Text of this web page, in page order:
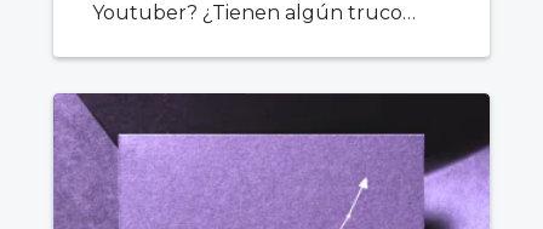
Youtuber? ¿Tienen algún truco…